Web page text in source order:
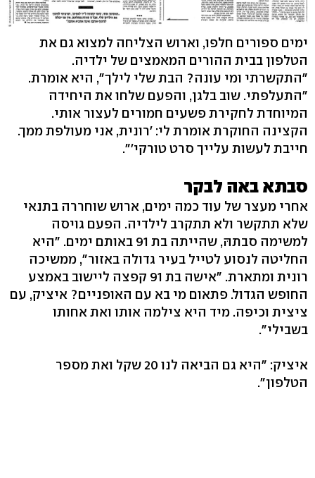
ימים ספורים חלפו, וארוש הצליחה למצוא גם את
הטלפון בבית ההורים המאמצים של ילדיה.
"התקשרתי ומי עונה? הבת שלי לילך", היא אומרת.
"התעלפתי. שוב בלגן, והפעם שלחו את היחידה
המיוחדת לחקירת פשעים חמורים לעצור אותי.
הקצינה החוקרת אומרת לי: 'רונית, אני מעולפת ממך.
חייבת לעשות עלייך סרט טורקי'".
סבתא באה לבקר
אחרי מעצר של עוד כמה ימים, ארוש שוחררה בתנאי
שלא תתקשר ולא תתקרב לילדיה. הפעם גויסה
למשימה סבתהּ, שהייתה בת 91 באותם ימים. "היא
החליטה לנסוע לטייל בעיר גדולה באזור", ממשיכה
רונית ומתארת. "אישה בת 91 קפצה ליישוב באמצע
החופש הגדול. פתאום מי בא עם האופניים? איציק, עם
ציצית וכיפה. מיד היא צילמה אותו ואת אחותו
בשבילי".
איציק: "היא גם הביאה לנו 20 שקל ואת מספר
הטלפון".